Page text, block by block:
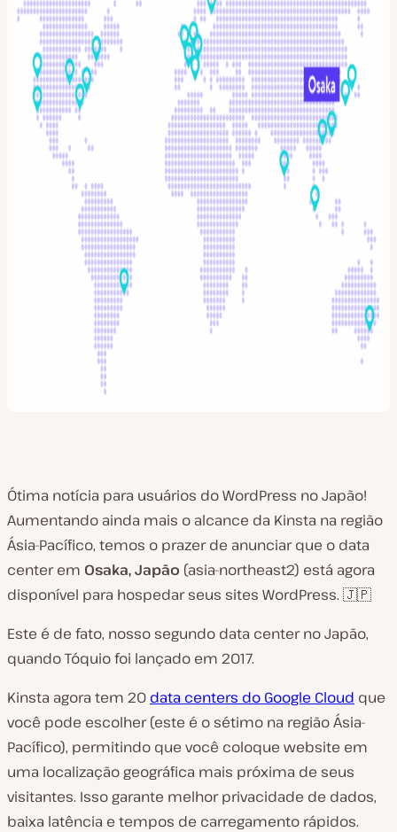
Ótima notícia para usuários do WordPress no Japão!
Aumentando ainda mais o alcance da Kinsta na região
Ásia-Pacífico, temos o prazer de anunciar que o data
center em Osaka, Japão (asia-northeast2) está agora
disponível para hospedar seus sites WordPress. 🇯🇵
Este é de fato, nosso segundo data center no Japão,
quando Tóquio foi lançado em 2017.
Kinsta agora tem 20 data centers do Google Cloud que
você pode escolher (este é o sétimo na região Ásia-
Pacífico), permitindo que você coloque website em
uma localização geográfica mais próxima de seus
visitantes. Isso garante melhor privacidade de dados,
baixa latência e tempos de carregamento rápidos.